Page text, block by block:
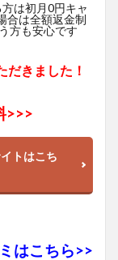
は初月0円キャ
合は全額返金制
方も安心です
きました！
>>>
トはこち
はこちら>>